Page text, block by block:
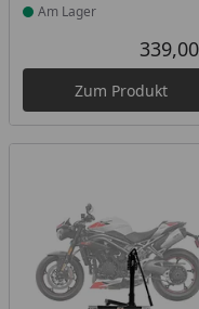
Am Lager
Zum Produkt